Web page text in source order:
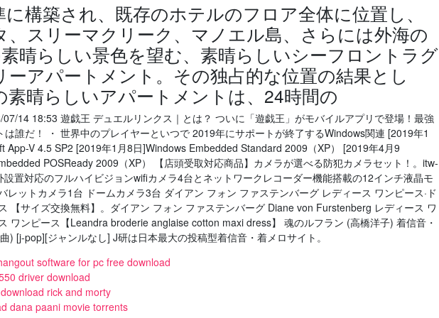
構築され、既存のホテルのフロア全体に位置し、
、スリーマクリーク、マノエル島、さらには外海の
晴らしい景色を望む、素晴らしいシーフロントラグ
ーアパートメント。その独占的な位置の結果とし
素晴らしいアパートメントは、24時間の
14 18:53 遊戯王 デュエルリンクス｜とは？ ついに「遊戯王」がモバイルアプリで登場！最強
は誰だ！ ・ 世界中のプレイヤーといつで 2019年にサポートが終了するWindows関連 [2019年1
App-V 4.5 SP2 [2019年1月8日]Windows Embedded Standard 2009（XP） [2019年4月9
POSReady 2009（XP） 【店頭受取対応商品】カメラが選べる防犯カメラセット！。itw-
置対応のフルハイビジョンwifiカメラ4台とネットワークレコーダー機能搭載の12インチ液晶モ
レットカメラ1台 ドームカメラ3台 ダイアン フォン ファステンバーグ レディース ワンピース·ド
【サイズ交換無料】。ダイアン フォン ファステンバーグ Diane von Furstenberg レディース ワ
ワンピース【Leandra broderie anglaise cotton maxi dress】 魂のルフラン (高橋洋子) 着信音・
) [j-pop][ジャンルなし] J研は日本最大の投稿型着信音・着メロサイト。
software for pc free download
driver download
rick and morty
dana paani movie torrents